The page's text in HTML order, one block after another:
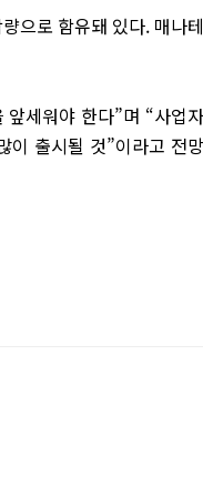
으로 함유돼 있다. 매나
세워야 한다”며 “사업
이 출시될 것”이라고 전